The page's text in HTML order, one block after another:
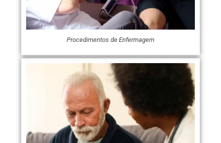
Procedimentos de Enfermagem